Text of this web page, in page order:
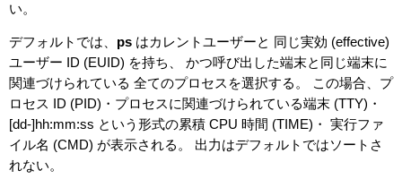
い。
デフォルトでは、 ps はカレントユーザーと 同じ実効 (effective)
ユーザー ID (EUID) を持ち、 かつ呼び出した端末と同じ端末に
関連づけられている 全てのプロセスを選択する。 この場合、プ
ロセス ID (PID)・プロセスに関連づけられている端末 (TTY)・
[dd-]hh:mm:ss という形式の累積 CPU 時間 (TIME)・ 実行ファ
イル名 (CMD) が表示される。 出力はデフォルトではソートさ
れない。